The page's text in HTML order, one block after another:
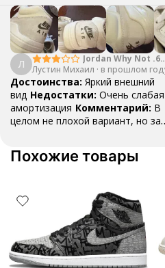
Л
Jordan Why Not .6
"Bright Crimson"
Лустин Михаил · в прошлом
Достоинства: Яркий внешний
вид Недостатки: Очень слабая
амортизация Комментарий: В
целом не плохой вариант, но за
баскетбольных кроссовок
Похожие товары